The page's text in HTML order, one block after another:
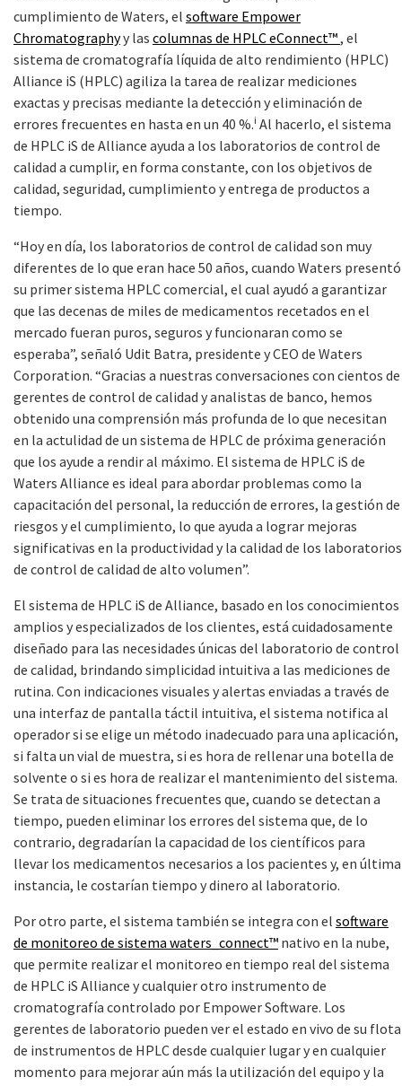
cumplimiento de Waters, el software Empower
Chromatographyy las columnas de HPLC eConnect™, el
sistema de cromatografía líquida de alto rendimiento (HPLC)
Alliance iS (HPLC) agiliza la tarea de realizar mediciones
exactas y precisas mediante la detección y eliminación de
errores frecuentes en hasta en un 40 %.i Al hacerlo, el sistema
de HPLC iS de Alliance ayuda a los laboratorios de control de
calidad a cumplir, en forma constante, con los objetivos de
calidad, seguridad, cumplimiento y entrega de productos a
tiempo.
“Hoy en día, los laboratorios de control de calidad son muy
diferentes de lo que eran hace 50 años, cuando Waters presentó
su primer sistema HPLC comercial, el cual ayudó a garantizar
que las decenas de miles de medicamentos recetados en el
mercado fueran puros, seguros y funcionaran como se
esperaba”, señaló Udit Batra, presidente y CEO de Waters
Corporation. “Gracias a nuestras conversaciones con cientos de
gerentes de control de calidad y analistas de banco, hemos
obtenido una comprensión más profunda de lo que necesitan
en la actulidad de un sistema de HPLC de próxima generación
que los ayude a rendir al máximo. El sistema de HPLC iS de
Waters Alliance es ideal para abordar problemas como la
capacitación del personal, la reducción de errores, la gestión de
riesgos y el cumplimiento, lo que ayuda a lograr mejoras
significativas en la productividad y la calidad de los laboratorios
de control de calidad de alto volumen”.
El sistema de HPLC iS de Alliance, basado en los conocimientos
amplios y especializados de los clientes, está cuidadosamente
diseñado para las necesidades únicas del laboratorio de control
de calidad, brindando simplicidad intuitiva a las mediciones de
rutina. Con indicaciones visuales y alertas enviadas a través de
una interfaz de pantalla táctil intuitiva, el sistema notifica al
operador si se elige un método inadecuado para una aplicación,
si falta un vial de muestra, si es hora de rellenar una botella de
solvente o si es hora de realizar el mantenimiento del sistema.
Se trata de situaciones frecuentes que, cuando se detectan a
tiempo, pueden eliminar los errores del sistema que, de lo
contrario, degradarían la capacidad de los científicos para
llevar los medicamentos necesarios a los pacientes y, en última
instancia, le costarían tiempo y dinero al laboratorio.
Por otro parte, el sistema también se integra con el software
de monitoreo de sistema waters_connect™ nativo en la nube,
que permite realizar el monitoreo en tiempo real del sistema
de HPLC iS Alliance y cualquier otro instrumento de
cromatografía controlado por Empower Software. Los
gerentes de laboratorio pueden ver el estado en vivo de su flota
de instrumentos de HPLC desde cualquier lugar y en cualquier
momento para mejorar aún más la utilización del equipo y la